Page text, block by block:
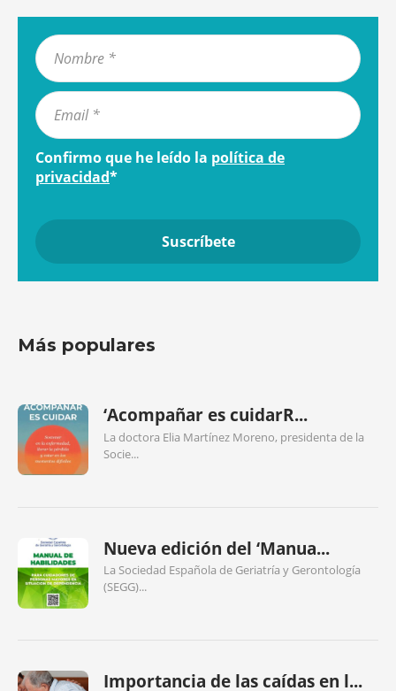
Confirmo que he leído la política de
privacidad*
Más populares
‘Acompañar es cuidarR...
La doctora Elia Martínez Moreno, presidenta de la
Socie...
Nueva edición del ‘Manua...
La Sociedad Española de Geriatría y Gerontología
(SEGG)...
Importancia de las caídas en l...